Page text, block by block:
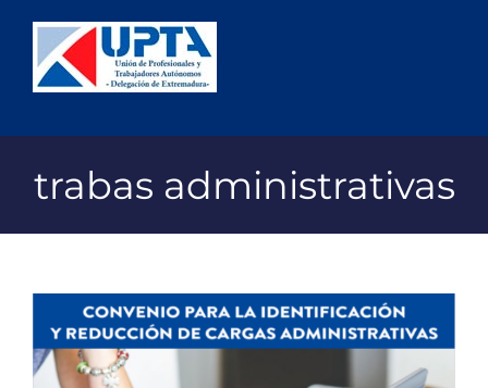
contenido
trabas administrativas